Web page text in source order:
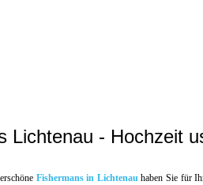
Lichtenau - Hochzeit
Fishermans in Lichtenauhaben Sie für